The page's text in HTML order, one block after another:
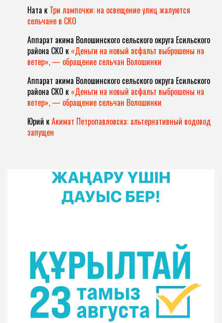
Ната к Три лампочки: на освещение улиц жалуются
сельчане в СКО
Аппарат акима Волошинского сельского округа Есильского
района СКО к «Деньги на новый асфальт выброшены на
ветер», — обращение сельчан Волошинки
Аппарат акима Волошинского сельского округа Есильского
района СКО к «Деньги на новый асфальт выброшены на
ветер», — обращение сельчан Волошинки
Юрий кАкимат Петропавловска: альтернативный водовод
запущен